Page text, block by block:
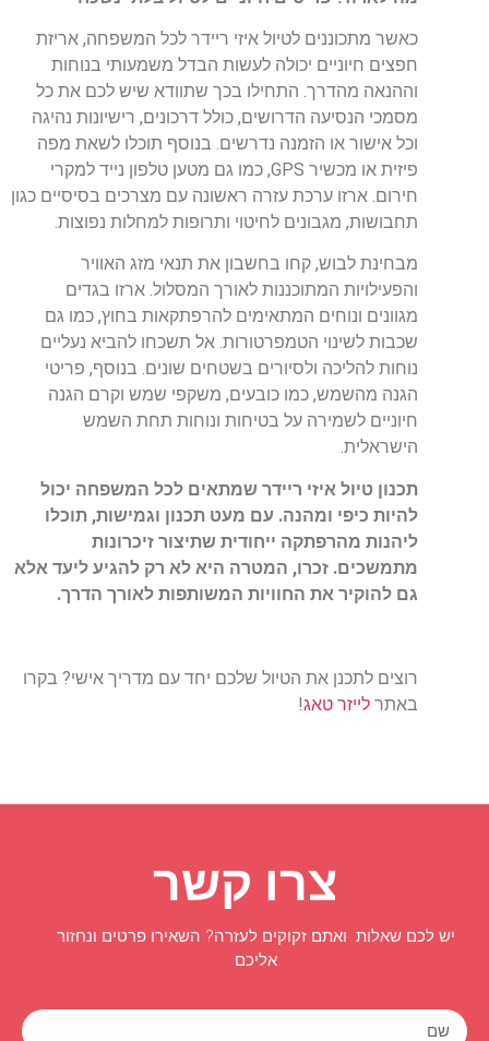
כאשר מתכוננים לטיול איזי ריידר לכל המשפחה, אריזת
חפצים חיוניים יכולה לעשות הבדל משמעותי בנוחות
וההנאה מהדרך. התחילו בכך שתוודא שיש לכם את כל
מסמכי הנסיעה הדרושים, כולל דרכונים, רישיונות נהיגה
וכל אישור או הזמנה נדרשים. בנוסף תוכלו לשאת מפה
פיזית או מכשיר GPS
, כמו גם מטען טלפון נייד למקרי
חירום. ארזו ערכת עזרה ראשונה עם מצרכים בסיסיים כגון
תחבושות, מגבונים לחיטוי ותרופות למחלות נפוצות.
מבחינת לבוש, קחו בחשבון את תנאי מזג האוויר
והפעילויות המתוכננות לאורך המסלול. ארזו בגדים
מגוונים ונוחים המתאימים להרפתקאות בחוץ, כמו גם
שכבות לשינוי הטמפרטורות. אל תשכחו להביא נעליים
נוחות להליכה ולסיורים בשטחים שונים. בנוסף, פריטי
הגנה מהשמש, כמו כובעים, משקפי שמש וקרם הגנה
חיוניים לשמירה על בטיחות ונוחות תחת השמש
הישראלית.
תכנון טיול איזי ריידר שמתאים לכל המשפחה יכול
להיות כיפי ומהנה. עם מעט תכנון וגמישות, תוכלו
ליהנות מהרפתקה ייחודית שתיצור זיכרונות
מתמשכים. זכרו, המטרה היא לא רק להגיע ליעד אלא
גם להוקיר את החוויות המשותפות לאורך הדרך.
רוצים לתכנן את הטיול שלכם יחד עם מדריך אישי? בקרו
באתר לייזר טאג!
צרו קשר
יש לכם שאלות ואתם זקוקים לעזרה? השאירו פרטים ונחזור
אליכם